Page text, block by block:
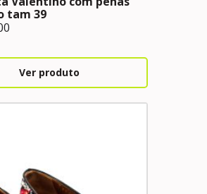
tam 39
Ver produto